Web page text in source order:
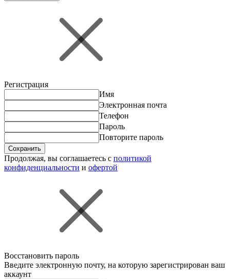
Регистрация
Имя
Электронная почта
Телефон
Пароль
Повторите пароль
Сохранить
Продолжая, вы соглашаетесь с политикой
конфиденциальности и офертой
Восстановить пароль
Введите электронную почту, на которую зарегистрирован ваш
аккаунт